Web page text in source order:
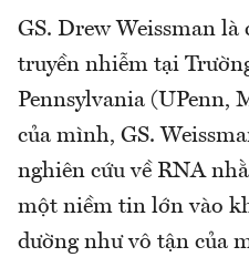
GS. Drew Weissman là
truyền nhiễm tại
Pennsylvania (UPenn,
của mình, GS.
nghiên cứu về RNA
một niềm tin lớn vào
dường như vô tận của